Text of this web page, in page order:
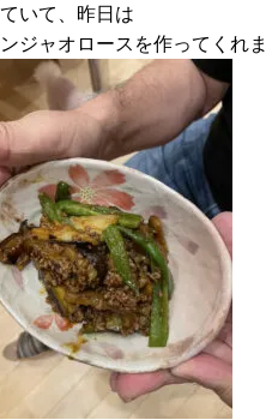
いて、昨日は
ジャオロースを作ってくれ